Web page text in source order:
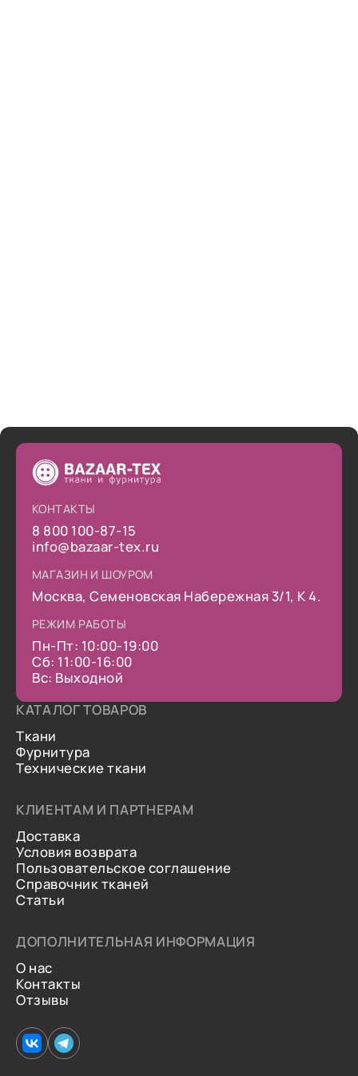
КОНТАКТЫ
8 800 100-87-15
info@bazaar-tex.ru
МАГАЗИН И ШОУРОМ
Москва, Семеновская Набережная 3/1, К 4.
РЕЖИМ РАБОТЫ
Пн-Пт: 10:00-19:00
Сб: 11:00-16:00
Вс: Выходной
КАТАЛОГ ТОВАРОВ
Ткани
Фурнитура
Технические ткани
КЛИЕНТАМ И ПАРТНЕРАМ
Доставка
Условия возврата
Пользовательское соглашение
Справочник тканей
Статьи
ДОПОЛНИТЕЛЬНАЯ ИНФОРМАЦИЯ
О нас
Контакты
Отзывы